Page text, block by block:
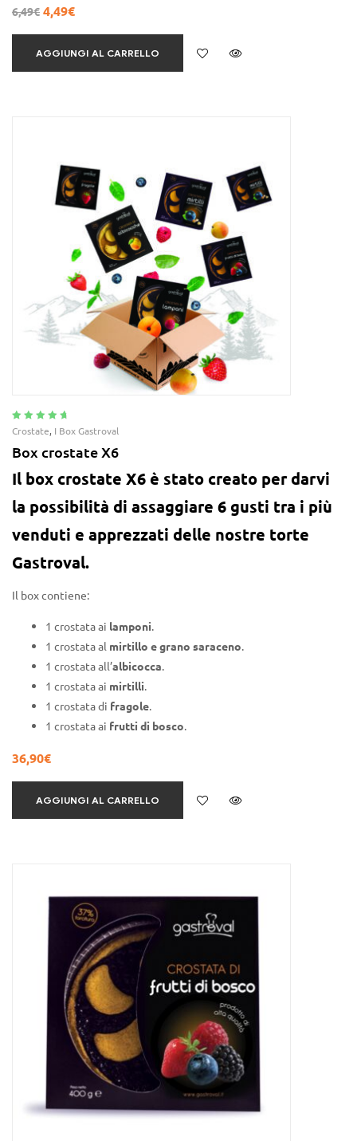
6,49€ 4,49€
AGGIUNGI AL CARRELLO
Valutato4.91
Crostate, I Box Gastroval
Box crostate X6
Il box crostate X6 è stato creato per darvi
la possibilità di assaggiare 6 gusti tra i più
venduti e apprezzati delle nostre torte
Gastroval.
Il box contiene:
1 crostata ai lamponi.
1 crostata al mirtillo e grano saraceno.
1 crostata all’albicocca.
1 crostata ai mirtilli.
1 crostata di fragole.
1 crostata ai frutti di bosco.
36,90€
AGGIUNGI AL CARRELLO